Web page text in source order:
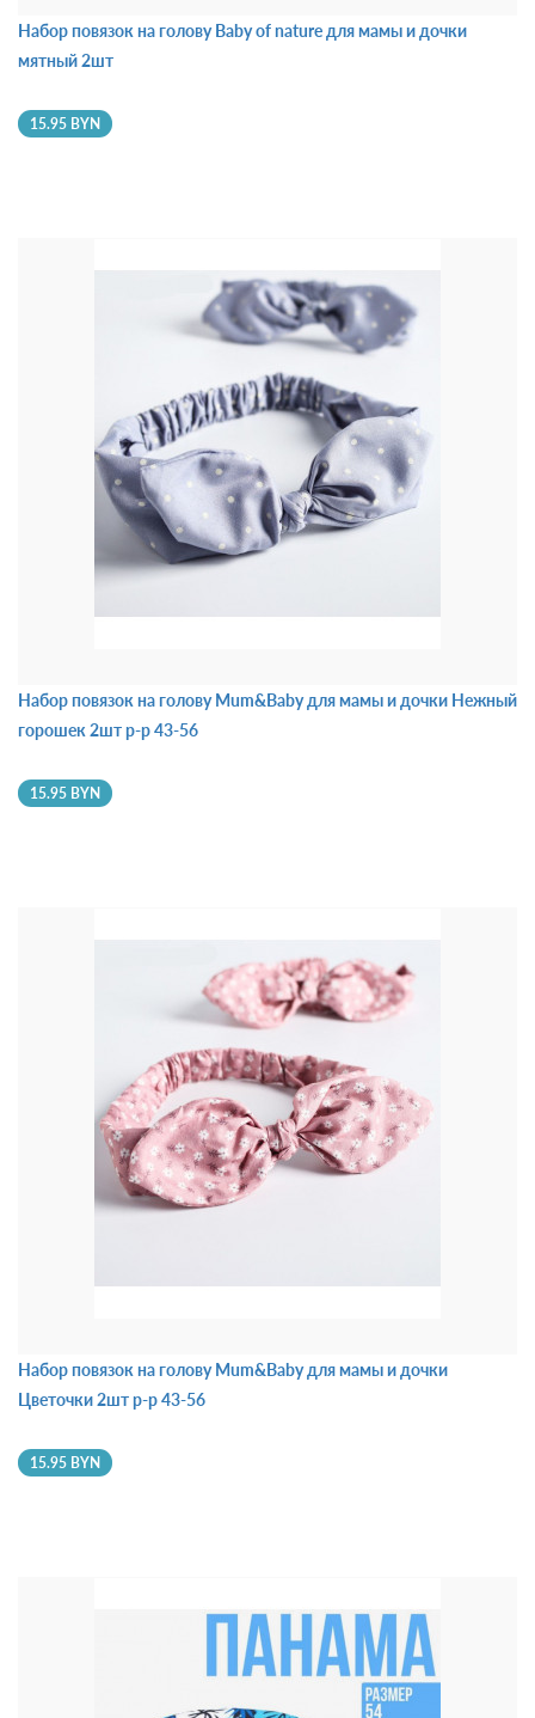
Набор повязок на голову Baby of nature для мамы и дочки
мятный 2шт
15.95 BYN
Набор повязок на голову Mum&Baby для мамы и дочки Нежный
горошек 2шт р-р 43-56
15.95 BYN
Набор повязок на голову Mum&Baby для мамы и дочки
Цветочки 2шт р-р 43-56
15.95 BYN